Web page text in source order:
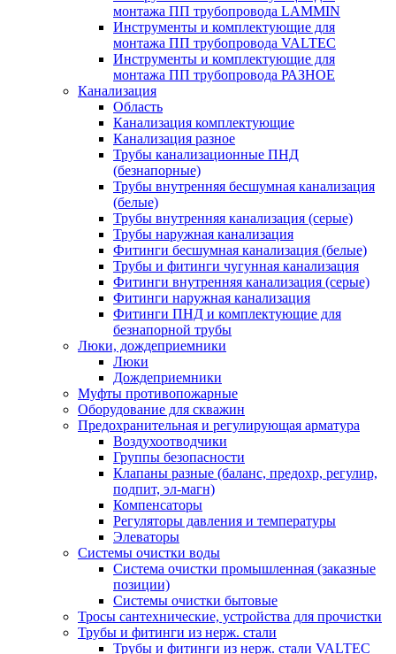
монтажа ПП трубопровода LAMMIN
Инструменты и комплектующие для
монтажа ПП трубопровода VALTEC
Инструменты и комплектующие для
монтажа ПП трубопровода РАЗНОЕ
Канализация
Область
Канализация комплектующие
Канализация разное
Трубы канализационные ПНД
(безнапорные)
Трубы внутренняя бесшумная канализация
(белые)
Трубы внутренняя канализация (серые)
Трубы наружная канализация
Фитинги бесшумная канализация (белые)
Трубы и фитинги чугунная канализация
Фитинги внутренняя канализация (серые)
Фитинги наружная канализация
Фитинги ПНД и комплектующие для
безнапорной трубы
Люки, дождеприемники
Люки
Дождеприемники
Муфты противопожарные
Оборудование для скважин
Предохранительная и регулирующая арматура
Воздухоотводчики
Группы безопасности
Клапаны разные (баланс, предохр, регулир,
подпит, эл-магн)
Компенсаторы
Регуляторы давления и температуры
Элеваторы
Системы очистки воды
Система очистки промышленная (заказные
позиции)
Системы очистки бытовые
Тросы сантехнические, устройства для прочистки
Трубы и фитинги из нерж. стали
Трубы и фитинги из нерж. стали VALTEC